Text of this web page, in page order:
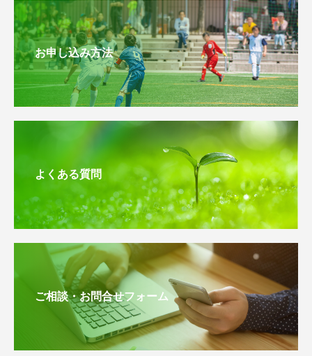
お申し込み方法
よくある質問
ご相談・お問合せフォーム